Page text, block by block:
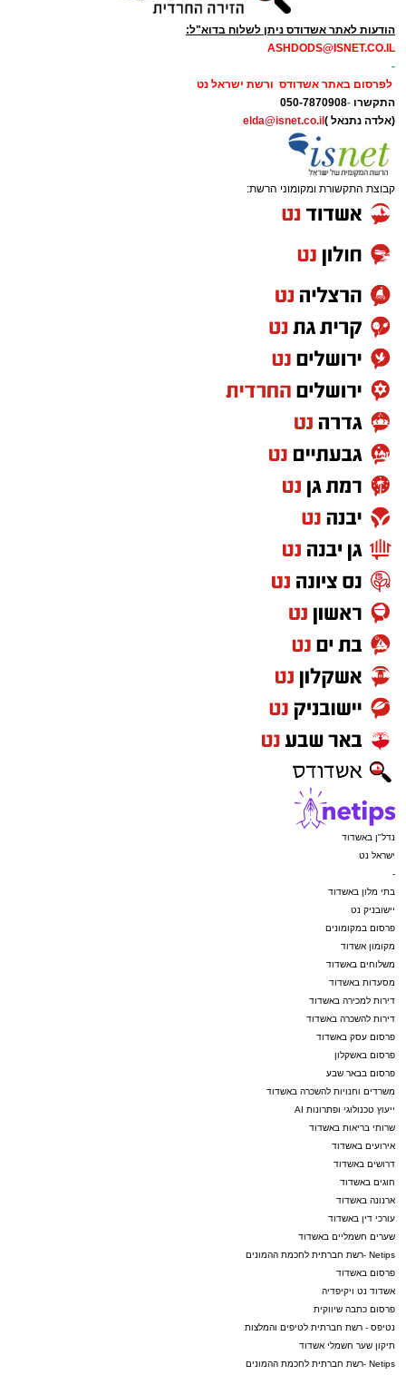
הודעות לאתר אשדודס ניתן לשלוח בדוא"ל:
ASHDODS@ISNET.CO.IL
-
לפרסום באתר אשדודס ורשת ישראל נט
התקשרו -
050-7870908
(אלדה נתנאל ) elda@isnet.co.il
קבוצת התקשורת ומקומוני הרשת:
נדל"ן באשדוד
ישראל נט
-
בתי מלון באשדוד
יישובניק נט
פרסום במקומונים
מקומון אשדוד
משלוחים באשדוד
מסעדות באשדוד
דירות למכירה באשדוד
דירות להשכרה באשדוד
פרסום עסק באשדוד
פרסום באשקלון
פרסום בבאר שבע
משרדים וחנויות להשכרה באשדוד
ייעוץ טכנולוגי ופתרונות AI
שרותי בריאות באשדוד
אירועים באשדוד
דרושים באשדוד
חוגים באשדוד
ארנונה באשדוד
עורכי דין באשדוד
שערים חשמליים באשדוד
Netips -רשת חברתית לחכמת ההמונים
פרסום באשדוד
אשדוד נט ויקיפדיה
פרסום כתבה שיווקית
נטיפס - רשת חברתית לטיפים והמלצות
תיקון שער חשמלי אשדוד
Netips -רשת חברתית לחכמת ההמונים